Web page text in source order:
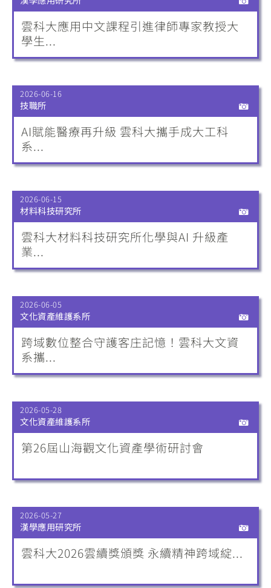
雲科大應用中文課程引進律師專家教授大
學生...
2026-06-16
技職所
AI賦能醫療再升級 雲科大攜手成大工科
系...
2026-06-15
材料科技研究所
雲科大材料科技研究所化學與AI 升級產
業...
2026-06-05
文化資產維護系所
跨域數位整合守護客庄記憶！雲科大文資
系攜...
2026-05-28
文化資產維護系所
第26屆山海觀文化資產學術研討會
2026-05-27
漢學應用研究所
雲科大2026雲續獎頒獎 永續精神跨域綻...